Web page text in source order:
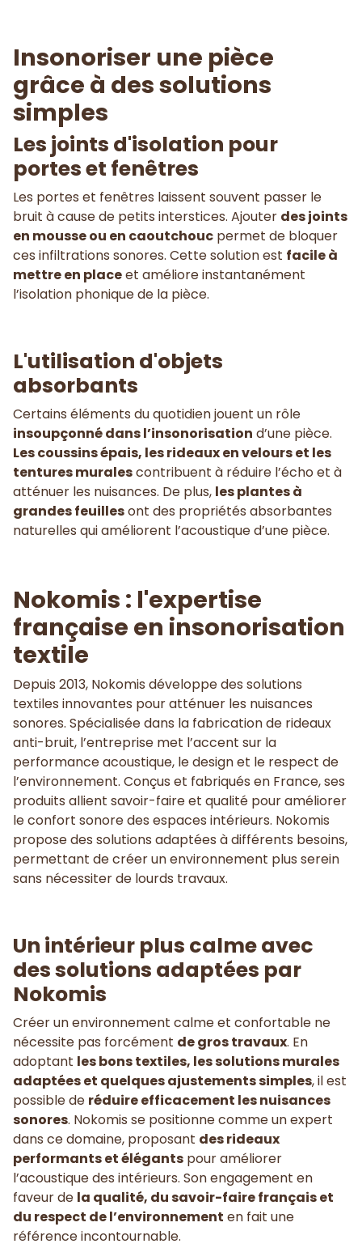
Insonoriser une pièce
grâce à des solutions
simples
Les joints d'isolation pour
portes et fenêtres
Les portes et fenêtres laissent souvent passer le
bruit à cause de petits interstices. Ajouter des joints
en mousse ou en caoutchouc permet de bloquer
ces infiltrations sonores. Cette solution est facile à
mettre en placeet améliore instantanément
l’isolation phonique de la pièce.
L'utilisation d'objets
absorbants
Certains éléments du quotidien jouent un rôle
insoupçonné dans l’insonorisation d’une pièce.
Les coussins épais, les rideaux en velours et les
tentures muralescontribuent à réduire l’écho et à
atténuer les nuisances. De plus, les plantes à
grandes feuillesont des propriétés absorbantes
naturelles qui améliorent l’acoustique d’une pièce.
Nokomis : l'expertise
française en insonorisation
textile
Depuis 2013, Nokomis développe des solutions
textiles innovantes pour atténuer les nuisances
sonores. Spécialisée dans la fabrication de rideaux
anti-bruit, l’entreprise met l’accent sur la
performance acoustique, le design et le respect de
l’environnement. Conçus et fabriqués en France, ses
produits allient savoir-faire et qualité pour améliorer
le confort sonore des espaces intérieurs. Nokomis
propose des solutions adaptées à différents besoins,
permettant de créer un environnement plus serein
sans nécessiter de lourds travaux.
Un intérieur plus calme avec
des solutions adaptées par
Nokomis
Créer un environnement calme et confortable ne
nécessite pas forcément de gros travaux. En
adoptant les bons textiles, les solutions murales
adaptées et quelques ajustements simples, il est
possible de réduire efficacement les nuisances
sonores. Nokomis se positionne comme un expert
dans ce domaine, proposant des rideaux
performants et élégants pour améliorer
l’acoustique des intérieurs. Son engagement en
faveur de la qualité, du savoir-faire français et
du respect de l’environnement en fait une
référence incontournable.